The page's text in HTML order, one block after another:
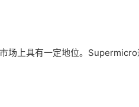
场上具有一定地位。Supermicro